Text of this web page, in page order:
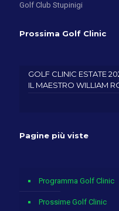
Golf Club Stupinigi
Prossima Golf Clinic
GOLF CLINIC ESTATE
IL MAESTRO WILLIAM
Pagine più viste
Programma Golf Clinic
Prossime Golf Clinic